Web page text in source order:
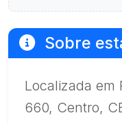
Sobre
Localizada em
660, Centro,